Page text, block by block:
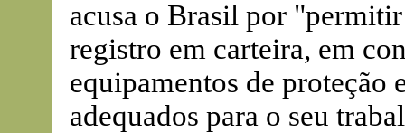
acusa o Brasil por "permitir
registro em carteira, em
equipamentos de proteção
adequados para o seu